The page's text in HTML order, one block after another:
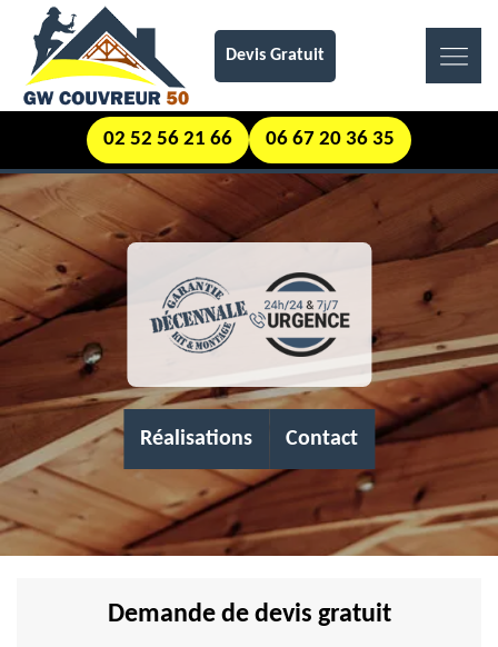
Devis Gratuit
02 52 56 21 66 06 67 20 36 35
Réalisations Contact
Demande de devis gratuit